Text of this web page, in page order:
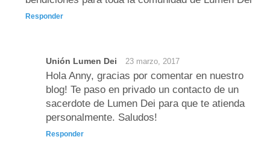
Responder
Unión Lumen Dei 23 marzo, 2017
Hola Anny, gracias por comentar en nuestro
blog! Te paso en privado un contacto de un
sacerdote de Lumen Dei para que te atienda
personalmente. Saludos!
Responder